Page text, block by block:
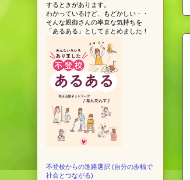
するときがあります。
わかっているけど、もどかしい・・
そんな親御さんの率直な気持ちを
「あるある」としてまとめました！
不登校からの進路選択 (自分の歩幅で
社会とつながる)